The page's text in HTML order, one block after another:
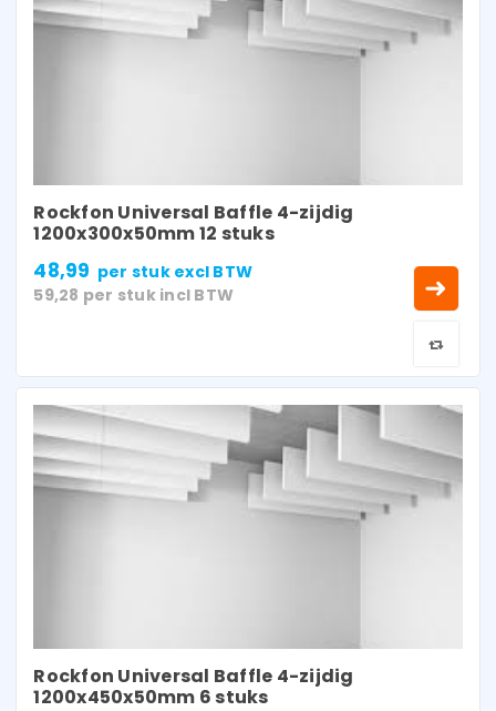
Rockfon Universal Baffle 4-zijdig
1200x300x50mm 12 stuks
48,99 per stukexcl BTW
59,28 per stuk incl BTW
Rockfon Universal Baffle 4-zijdig
1200x450x50mm 6 stuks